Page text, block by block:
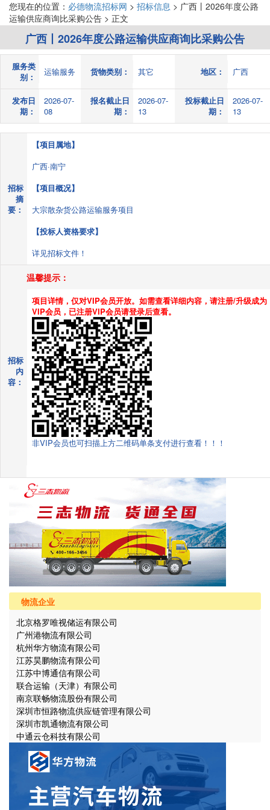
您现在的位置： 必德物流招标网 > 招标信息 > 广西丨2026年度公路
运输供应商询比采购公告 > 正文
广西丨2026年度公路运输供应商询比采购公告
服务类
别：
运输服务 货物类别： 其它 地区： 广西
发布日
期：
2026-07-
08
报名截止日
期：
2026-07-
13
投标截止日
期：
2026-07-
13
招标
摘
要：
【项目属地】
广西·南宁
【项目概况】
大宗散杂货公路运输服务项目
【投标人资格要求】
详见招标文件！
招标
内
容：
温馨提示：
项目详情，仅对VIP会员开放。如需查看详细内容，请注册/升级成为
VIP会员，已注册VIP会员请登录后查看。
非VIP会员也可扫描上方二维码单条支付进行查看！！！
物流企业
北京格罗唯视储运有限公司
广州港物流有限公司
杭州华方物流有限公司
江苏昊鹏物流有限公司
江苏中博通信有限公司
联合运输（天津）有限公司
南京联畅物流股份有限公司
深圳市恒路物流供应链管理有限公司
深圳市凯通物流有限公司
中通云仓科技有限公司